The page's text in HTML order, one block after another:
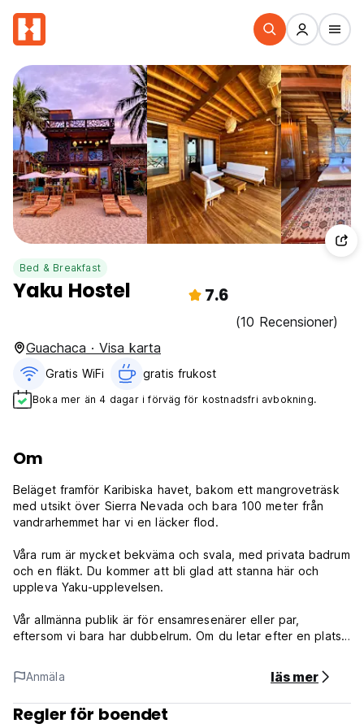
Bed & Breakfast
Yaku Hostel 7.6
(10 Recensioner)
Guachaca · Visa karta
Gratis WiFi gratis frukost‎
Boka mer än 4 dagar i förväg för kostnadsfri avbokning.
Om
Beläget framför Karibiska havet, bakom ett mangroveträsk
med utsikt över Sierra Nevada och bara 100 meter från
vandrarhemmet har vi en läcker flod.
Våra rum är mycket bekväma och svala, med privata badrum
och en fläkt. Du kommer att bli glad att stanna här och
uppleva Yaku-upplevelsen.
Vår allmänna publik är för ensamresenärer eller par,
eftersom vi bara har dubbelrum. Om du letar efter en plats
dubbelrum, privata, med eget badrum, har en fläkt, är
mycket bekväma och fräscha, i Yaku vandrarhem erbjuder vi
en kvalitetsservice.
Anmäla läs mer
Regler för boendet